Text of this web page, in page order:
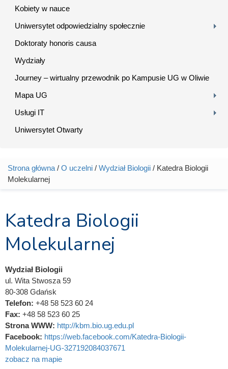
Kobiety w nauce
Uniwersytet odpowiedzialny społecznie
Doktoraty honoris causa
Wydziały
Journey – wirtualny przewodnik po Kampusie UG w Oliwie
Mapa UG
Usługi IT
Uniwersytet Otwarty
Jesteś tutaj
Strona główna / O uczelni / Wydział Biologii / Katedra Biologii
Molekularnej
Katedra Biologii
Molekularnej
Wydział Biologii
ul. Wita Stwosza 59
80-308 Gdańsk
Telefon: +48 58 523 60 24
Fax: +48 58 523 60 25
Strona WWW: http://kbm.bio.ug.edu.pl
Facebook: https://web.facebook.com/Katedra-Biologii-
Molekularnej-UG-327192084037671
zobacz na mapie